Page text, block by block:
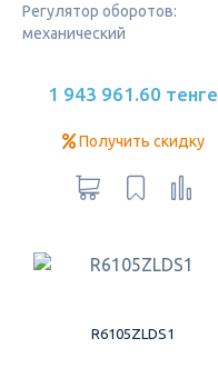
Регулятор оборотов:
механический
1 943 961.60 тенге
Получить скидку
R6105ZLDS1